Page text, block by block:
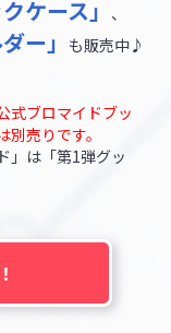
ケース」
、
ー」
も販売中♪
式ブロマイドブッ
売りです。
」は「第1弾グッ